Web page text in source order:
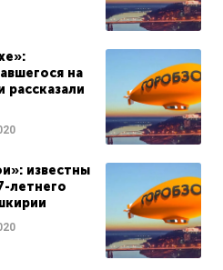
на
известны
летнего